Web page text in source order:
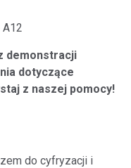
demonstracji
dotyczące
z naszej pomocy!
do cyfryzacji i